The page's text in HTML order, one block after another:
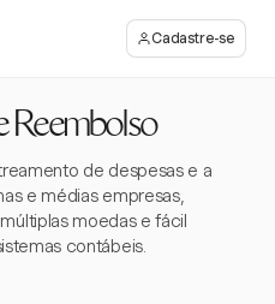
Cadastre-se
Reembolso
de despesas e a
e médias empresas,
moedas e fácil
contábeis.